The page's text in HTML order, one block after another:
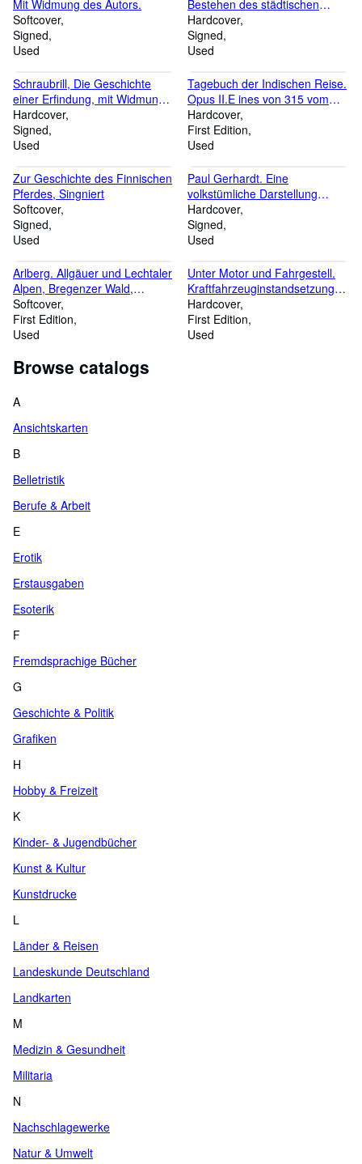
Mit Widmung des Autors.
Softcover
Signed
Used
Bestehen des städtischen
Gymnasiums in Dülmen (50
Jahre) 1912-1962
Hardcover
Signed
Used
Schraubrill, Die Geschichte
einer Erfindung, mit Widmung
des Verfassers
Hardcover
Signed
Used
Tagebuch der Indischen Reise.
Opus II.E ines von 315 vom
Künstler eigenhändig num. und
monogr. Exemplaren auf Alt-
Bütten;Neuzehn bis
eigens angefertigtem alten
Bütten.
Hardcover
First Edition
Used
Zur Geschichte des Finnischen
Pferdes, Singniert
Softcover
Signed
Used
Paul Gerhardt. Eine
volkstümliche Darstellung
seines Lebens;und eine
Beigabe von Gerhardts
schönsten Liedern
Hardcover
Signed
Used
Arlberg. Allgäuer und Lechtaler
Alpen, Bregenzer Wald,
Ferwallgruppe, Silvretta
Softcover
First Edition
Used
Unter Motor und Fahrgestell.
Kraftfahrzeuginstandsetzungen
neuzeitlich ausgeführt;Mit 197
Bildern und Zeichnungen. (=
Fachbücherei für das
Hardcover
First Edition
Used
Browse catalogs
A
Ansichtskarten
B
Belletristik
Berufe & Arbeit
E
Erotik
Erstausgaben
Esoterik
F
Fremdsprachige Bücher
G
Geschichte & Politik
Grafiken
H
Hobby & Freizeit
K
Kinder- & Jugendbücher
Kunst & Kultur
Kunstdrucke
L
Länder & Reisen
Landeskunde Deutschland
Landkarten
M
Medizin & Gesundheit
Militaria
N
Nachschlagewerke
Natur & Umwelt